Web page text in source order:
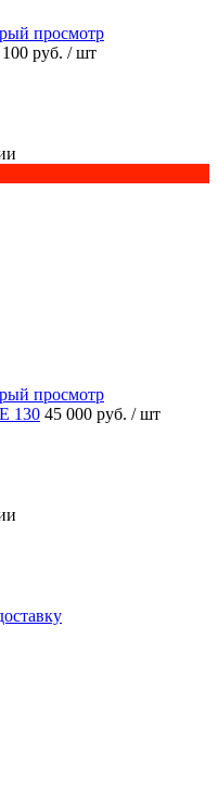
просмотр
руб. / шт
просмотр
130 45 000 руб. / шт